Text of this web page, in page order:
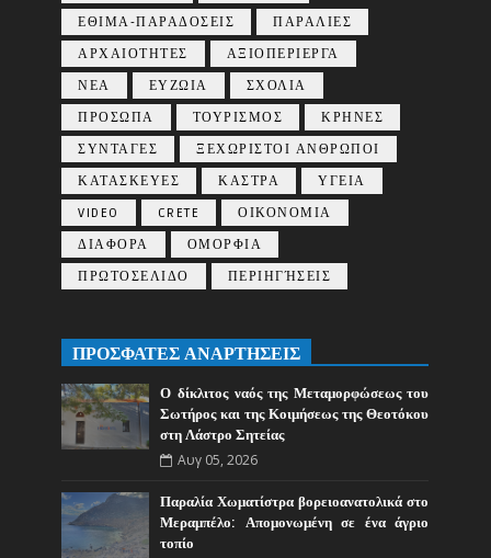
ΕΘΙΜΑ-ΠΑΡΑΔΟΣΕΙΣ
ΠΑΡΑΛΙΕΣ
ΑΡΧΑΙΟΤΗΤΕΣ
ΑΞΙΟΠΕΡΙΕΡΓΑ
ΝΕΑ
ΕΥΖΩΙΑ
ΣΧΟΛΙΑ
ΠΡΟΣΩΠΑ
ΤΟΥΡΙΣΜΟΣ
ΚΡΗΝΕΣ
ΣΥΝΤΑΓΕΣ
ΞΕΧΩΡΙΣΤΟΙ ΑΝΘΡΩΠΟΙ
ΚΑΤΑΣΚΕΥΕΣ
ΚΑΣΤΡΑ
ΥΓΕΙΑ
VIDEO
CRETE
ΟΙΚΟΝΟΜΙΑ
ΔΙΑΦΟΡΑ
ΟΜΟΡΦΙΑ
ΠΡΩΤΟΣΕΛΙΔΟ
ΠΕΡΙΗΓΉΣΕΙΣ
ΠΡΟΣΦΑΤΕΣ ΑΝΑΡΤΗΣΕΙΣ
Ο δίκλιτος ναός της Μεταμορφώσεως του
Σωτήρος και της Κοιμήσεως της Θεοτόκου
στη Λάστρο Σητείας
Αυγ 05, 2026
Παραλία Χωματίστρα βορειοανατολικά στο
Μεραμπέλο: Απομονωμένη σε ένα άγριο
τοπίο